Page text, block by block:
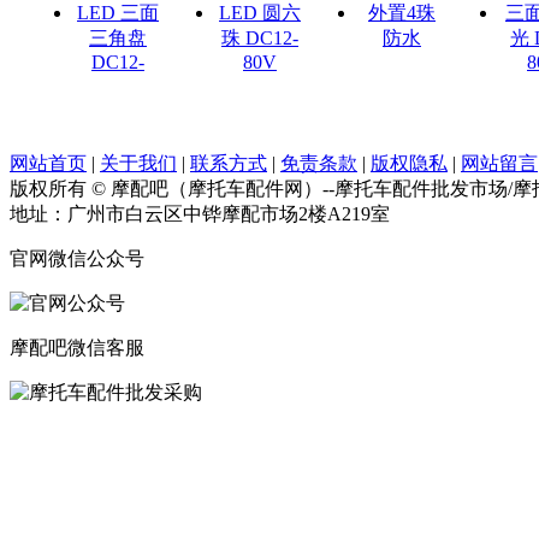
LED 三面
三角盘
DC12-
LED 圆六
珠 DC12-
80V
外置4珠
防水
三
光
网站首页 | 关于我们 | 联系方式 | 免责条款 | 版权隐私 | 网站留言
版权所有 © 摩配吧（摩托车配件网）--摩托车配件批发市场/摩
地址：广州市白云区中铧摩配市场2楼A219室
官网微信公众号
摩配吧微信客服